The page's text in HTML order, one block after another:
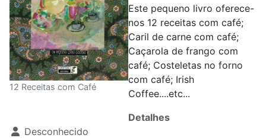
12 Receitas com Café
Este pequeno livro oferece-
nos 12 receitas com café;
Caril de carne com café;
Caçarola de frango com
café; Costeletas no forno
com café; Irish
Coffee....etc...
Detalhes
Desconhecido